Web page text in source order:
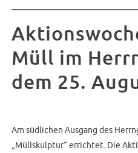
Müll im
dem 25.
Am südlichen Ausgang des
„Müllskulptur“ errichtet. Die